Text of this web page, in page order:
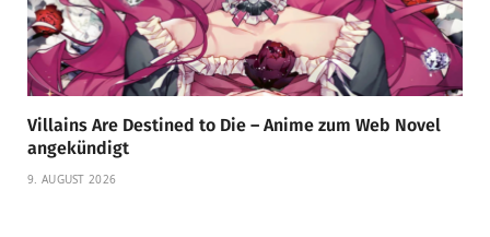
Villains Are Destined to Die – Anime zum Web Novel
angekündigt
9. AUGUST 2026